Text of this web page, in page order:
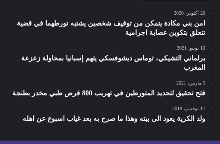
20 أكتوبر، 2020
امن بني مكادة يتمكن من توقيف شخصين يشتبه تورطهما في قضية
تتعلق بتكوين عصابة اجرامية
10 يونيو، 2021
برلماني التشيكي، توماس ديشوفسكي يتهم إسبانيا بمحاولة زعزعة
المغرب
5 مارس، 2021
فتح تحقيق لتحديد المتورطين في تهريب 800 قرص طبي مخدر بطنجة
17 نوفمبر، 2019
ولد الكرية يعود الى بيته وهذا ما صرح به بعد غياب اسبوع عن اهله